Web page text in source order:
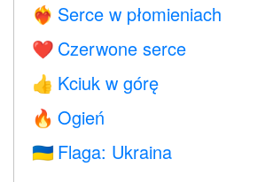
❤️‍🔥 Serce w płomieniach
❤️ Czerwone serce
👍 Kciuk w górę
🔥 Ogień
🇺🇦 Flaga: Ukraina